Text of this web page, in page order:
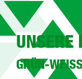
UNSERE
GRÜN-